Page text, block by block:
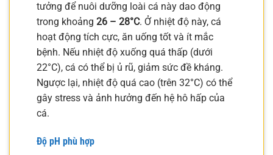
tưởng để nuôi dưỡng loài cá này dao động
trong khoảng 26 – 28°C. Ở nhiệt độ này, cá
hoạt động tích cực, ăn uống tốt và ít mắc
bệnh. Nếu nhiệt độ xuống quá thấp (dưới
22°C), cá có thể bị ủ rũ, giảm sức đề kháng.
Ngược lại, nhiệt độ quá cao (trên 32°C) có thể
gây stress và ảnh hưởng đến hệ hô hấp của
cá.
Độ pH phù hợp